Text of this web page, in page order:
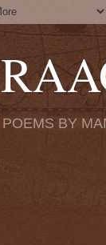
POEMS BY